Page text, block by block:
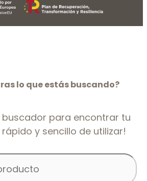
lo que estás buscando?
buscador para encontrar tu
rápido y sencillo de utilizar!